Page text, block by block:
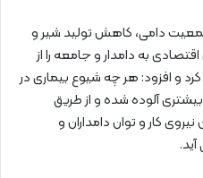
دامی، کاهش تولید شیر و
به دامدار و جامعه را از
و افزود: هر چه شيوع بيماری در
آلوده شده و از طريق
کار و توان دامداران و